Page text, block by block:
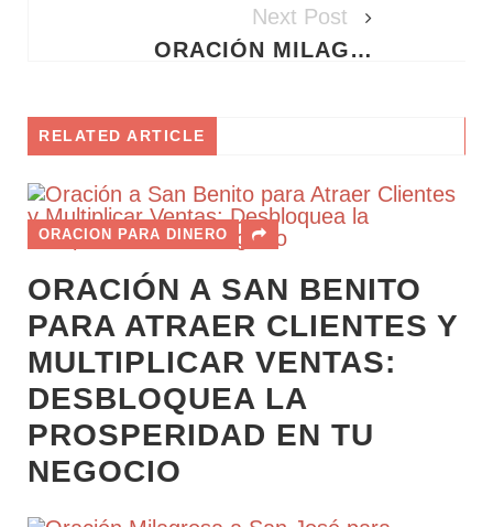
Next Post
ORACIÓN MILAGROSA A SAN EXPEDITO PARA ATRAER DINERO URGENTE Y SALIR DE DEUDAS RÁPIDAMENTE
RELATED ARTICLE
ORACION PARA DINERO
ORACIÓN A SAN BENITO
PARA ATRAER CLIENTES Y
MULTIPLICAR VENTAS:
DESBLOQUEA LA
PROSPERIDAD EN TU
NEGOCIO